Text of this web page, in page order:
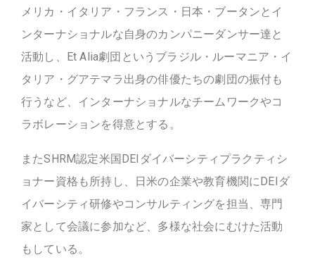
メリカ・イタリア・フランス・日本・ブータンとイ
ンターナショナルな自身のカンパニーダンサー達と
活動し、Et Alia劇団というブラジル・ルーマニア・イ
タリア・グアテマラ出身の俳優たちの劇団の振付も
行うなど、インターナショナルなチームワークやコ
ラボレーションを得意とする。
またSHRM認定米国DEIダイバーシティプラクティシ
ョナー資格も所持し、日米の企業や教育機関にDEIダ
イバーシティ研修やコンサルティングを担当、専門
家として会議に参加など、多様な社会にむけた活動
もしている。